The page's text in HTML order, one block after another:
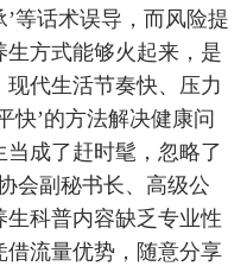
’等话术误导，而风险提
方式能够火起来，是
代生活节奏快、压力
快’的方法解决健康问
成了赶时髦，忽略了
会副秘书长、高级公
科普内容缺乏专业性
流量优势，随意分享